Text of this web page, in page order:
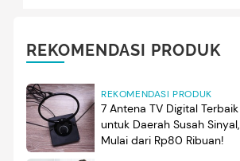
REKOMENDASI PRODUK
REKOMENDASI PRODUK
7 Antena TV Digital Terbaik
untuk Daerah Susah Sinyal,
Mulai dari Rp80 Ribuan!